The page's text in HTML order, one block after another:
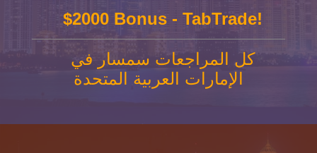
$2000 Bonus - TabTrade!
كل المراجعات سمسار في
الإمارات العربية المتحدة